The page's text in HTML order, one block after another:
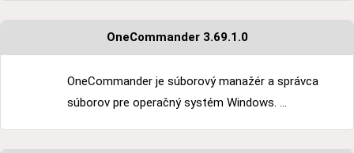
OneCommander 3.69.1.0
OneCommander je súborový manažér a správca
súborov pre operačný systém Windows. ...